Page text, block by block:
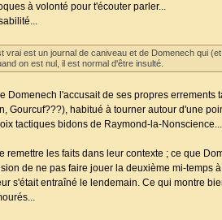
à volonté pour t'écouter parler...
vrai est un journal de caniveau et de Domenech qui
on est nul, il est normal d'être insulté.
l'accusait de ses propres errements
Gourcuf???), habitué à tourner autour d'une
tactiques bidons de Raymond-la-Nonscience...
les faits dans leur contexte ; ce que
de ne pas faire jouer la deuxième mi-temps
s'était entraîné le lendemain. Ce qui montre